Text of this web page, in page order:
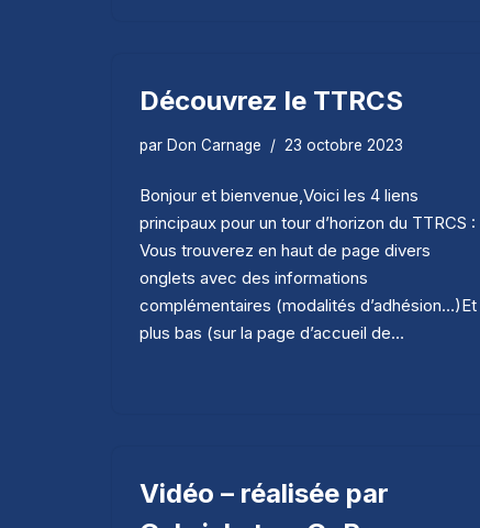
Découvrez le TTRCS
par Don Carnage 23 octobre 2023
Bonjour et bienvenue,Voici les 4 liens
principaux pour un tour d’horizon du TTRCS :
Vous trouverez en haut de page divers
onglets avec des informations
complémentaires (modalités d’adhésion…)Et
plus bas (sur la page d’accueil de…
Vidéo – réalisée par